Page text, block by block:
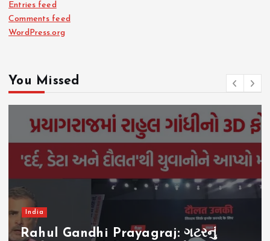
Entries feed
Comments feed
WordPress.org
You Missed
India
Rahul Gandhi Prayagraj: ગટરનું